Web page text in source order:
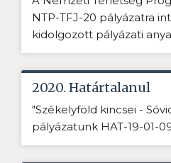
NTP-TFJ-20 pályázatra
kidolgozott pályázati
2020. Határtalanul
"Székelyföld kincsei -
pályázatunk HAT-19-01-